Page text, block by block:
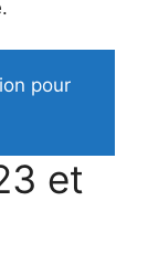
pour
et